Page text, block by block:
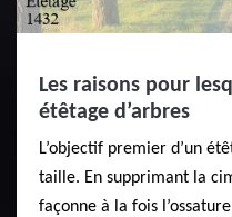
Les raisons pour
étêtage d’arbres
L’objectif premier d’un
taille. En supprimant la
façonne à la fois